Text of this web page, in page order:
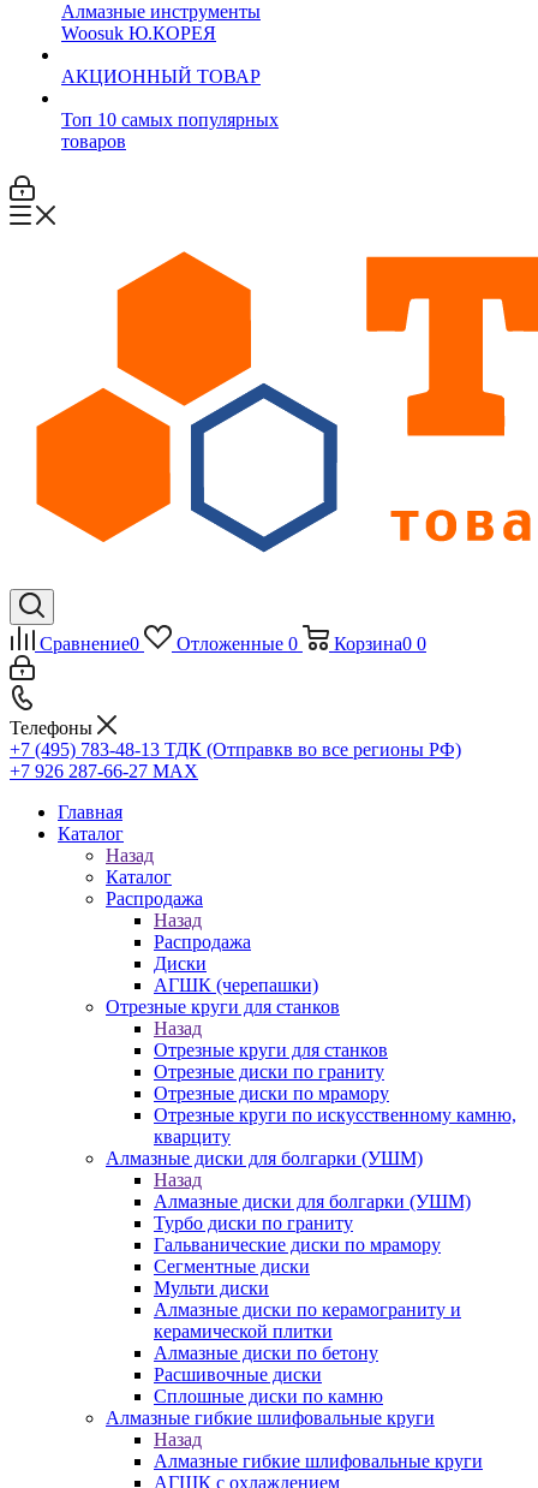
Алмазные инструменты
Woosuk Ю.КОРЕЯ
АКЦИОННЫЙ ТОВАР
Топ 10 самых популярных
товаров
Сравнение0 Отложенные 0 Корзина0 0
Телефоны
+7 (495) 783-48-13 ТДК (Отправкв во все регионы РФ)
+7 926 287-66-27 МАХ
Главная
Каталог
Назад
Каталог
Распродажа
Назад
Распродажа
Диски
АГШК (черепашки)
Отрезные круги для станков
Назад
Отрезные круги для станков
Отрезные диски по граниту
Отрезные диски по мрамору
Отрезные круги по искусственному камню,
кварциту
Алмазные диски для болгарки (УШМ)
Назад
Алмазные диски для болгарки (УШМ)
Турбо диски по граниту
Гальванические диски по мрамору
Сегментные диски
Мульти диски
Алмазные диски по керамограниту и
керамической плитки
Алмазные диски по бетону
Расшивочные диски
Сплошные диски по камню
Алмазные гибкие шлифовальные круги
Назад
Алмазные гибкие шлифовальные круги
АГШК с охлаждением